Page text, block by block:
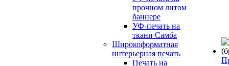
прочном литом
баннере
УФ-печать на
ткани Самба
Широкоформатная
интерьерная печать
Печать на